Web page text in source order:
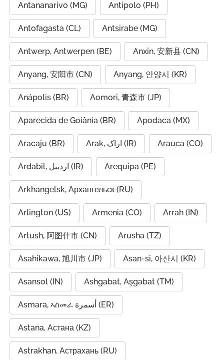
Antananarivo (MG) Antipolo (PH)
Antofagasta (CL) Antsirabe (MG)
Antwerp, Antwerpen (BE) Anxin, 安新县 (CN)
Anyang, 安阳市 (CN) Anyang, 안양시 (KR)
Anápolis (BR) Aomori, 青森市 (JP)
Aparecida de Goiânia (BR) Apodaca (MX)
Aracaju (BR) Arak, اراک (IR) Arauca (CO)
Ardabil, اردبیل (IR) Arequipa (PE)
Arkhangelsk, Архангельск (RU)
Arlington (US) Armenia (CO) Arrah (IN)
Artush, 阿图什市 (CN) Arusha (TZ)
Asahikawa, 旭川市 (JP) Asan-si, 아산시 (KR)
Asansol (IN) Ashgabat, Aşgabat (TM)
Asmara, ኣስመራ أسمرة (ER)
Astana, Астана (KZ)
Astrakhan, Астрахань (RU)